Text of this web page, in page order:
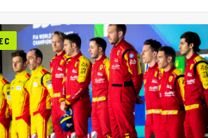
noch 18 Starter.